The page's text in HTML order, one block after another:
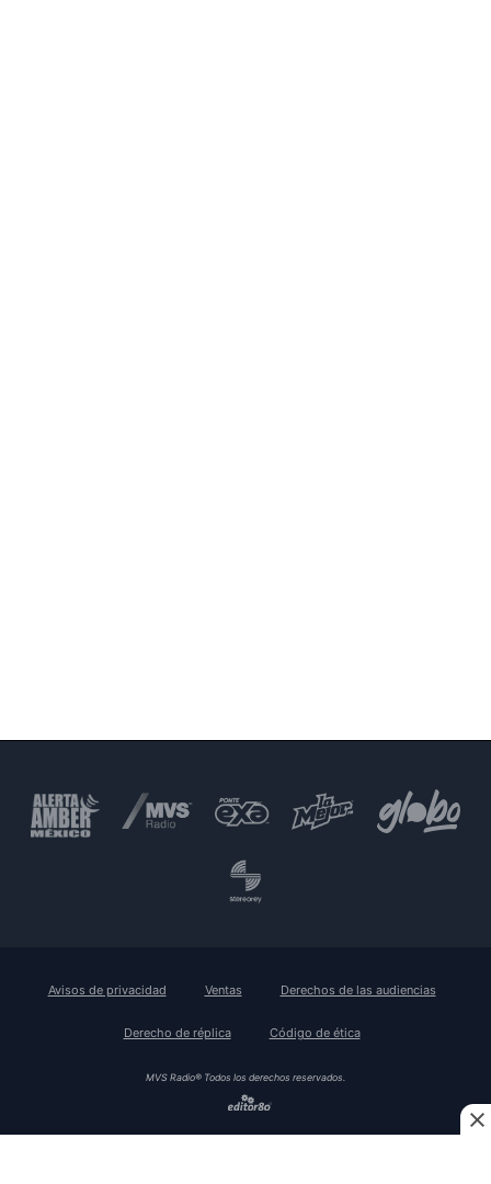
Avisos de privacidad Ventas Derechos de las audiencias
Derecho de réplica Código de ética
MVS Radio® Todos los derechos reservados.